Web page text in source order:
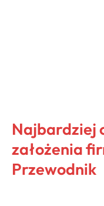
Najbardziej
założenia
Przewodnik